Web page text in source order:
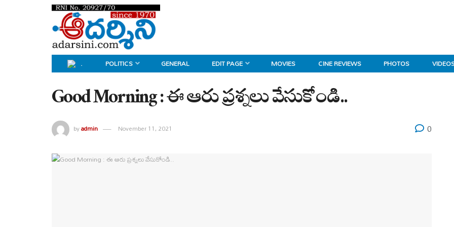
. POLITICS GENERAL EDIT PAGE MOVIES CINE REVIEWS PHOTOS
Good Morning : ఈ ఆరు ప్రశ్నలు వేసుకోండి..
byadmin November 11, 2021 0